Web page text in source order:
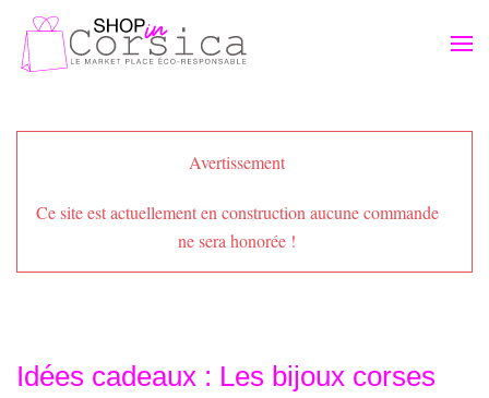
Passer au contenu principal
Avertissement
Ce site est actuellement en construction aucune commande
ne sera honorée !
Idées cadeaux : Les bijoux corses